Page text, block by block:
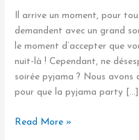
Il arrive un moment, pour
demandent avec un grand
le moment d’accepter que
nuit-là ! Cependant, ne
soirée pyjama ? Nous avons
pour que la pyjama party […]
soirée
pyjama
Read More »